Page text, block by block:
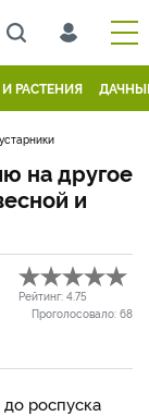
РАСТЕНИЯ
на другое
и
Рейтинг: 4.75
Проголосовало: 68
роспуска